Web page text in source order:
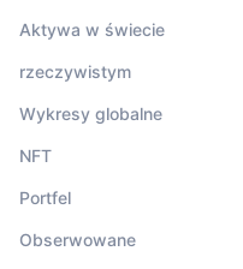
Aktywa w świecie
rzeczywistym
Wykresy globalne
NFT
Portfel
Obserwowane